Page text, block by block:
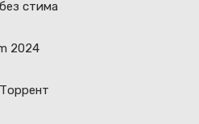
стима
2024